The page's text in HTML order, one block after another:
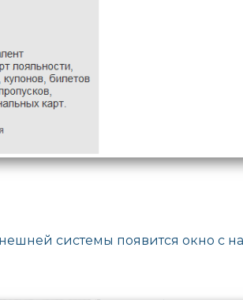
системы появится окно с